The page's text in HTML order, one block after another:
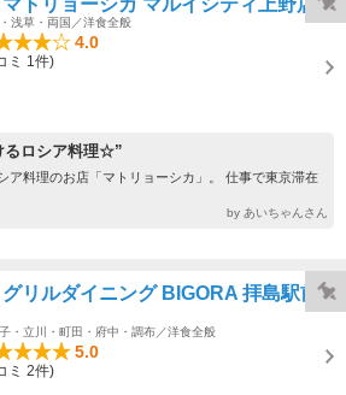
・浅草・両国／洋食全般
4.0
ミ 1件)
るロシア料理☆”
ア料理のお店「マトリョーシカ」。 仕事で東京滞在
by あいちゃんさん
グリルダイニング BIGORA 拝島駅前
・立川・町田・府中・調布／洋食全般
5.0
ミ 2件)